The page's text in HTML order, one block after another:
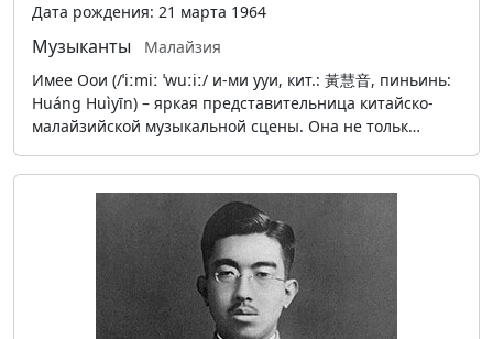
Дата рождения: 21 марта 1964
Музыканты
Малайзия
Имee Оои (/ˈiːmiː ˈwuːiː/ и-ми ууи, кит.: 黃慧音, пиньинь:
Huáng Huìyīn) – яркая представительница китайско-
малайзийской музыкальной сцены. Она не тольк…